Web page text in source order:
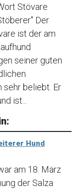
Stövare
Der
ist der am
seiner guten
sehr beliebt. Er
ist...
Hund
am 18. März
der Salza